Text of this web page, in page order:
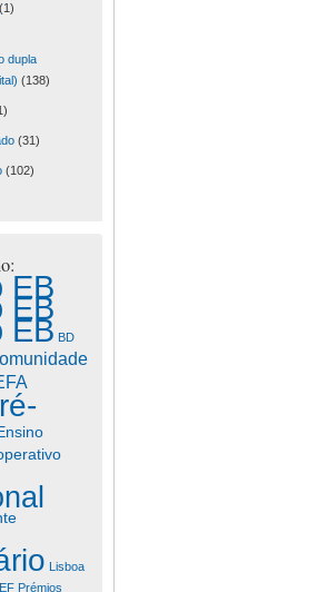
dupla
(138)
(31)
(102)
EB
EB
EB BD
Lisboa
Prémios